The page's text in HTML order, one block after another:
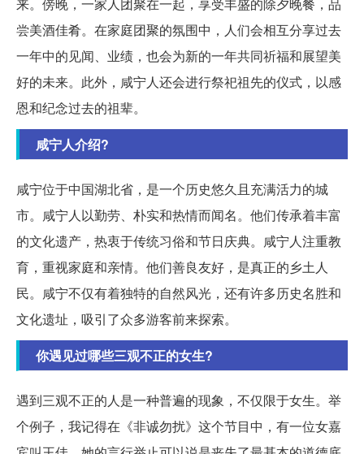
来。傍晚，一家人团聚在一起，享受丰盛的除夕晚餐，品
尝美酒佳肴。在家庭团聚的氛围中，人们会相互分享过去
一年中的见闻、业绩，也会为新的一年共同祈福和展望美
好的未来。此外，咸宁人还会进行祭祀祖先的仪式，以感
恩和纪念过去的祖辈。
咸宁人介绍?
咸宁位于中国湖北省，是一个历史悠久且充满活力的城
市。咸宁人以勤劳、朴实和热情而闻名。他们传承着丰富
的文化遗产，热衷于传统习俗和节日庆典。咸宁人注重教
育，重视家庭和亲情。他们善良友好，是真正的乡土人
民。咸宁不仅有着独特的自然风光，还有许多历史名胜和
文化遗址，吸引了众多游客前来探索。
你遇见过哪些三观不正的女生?
遇到三观不正的人是一种普遍的现象，不仅限于女生。举
个例子，我记得在《非诚勿扰》这个节目中，有一位女嘉